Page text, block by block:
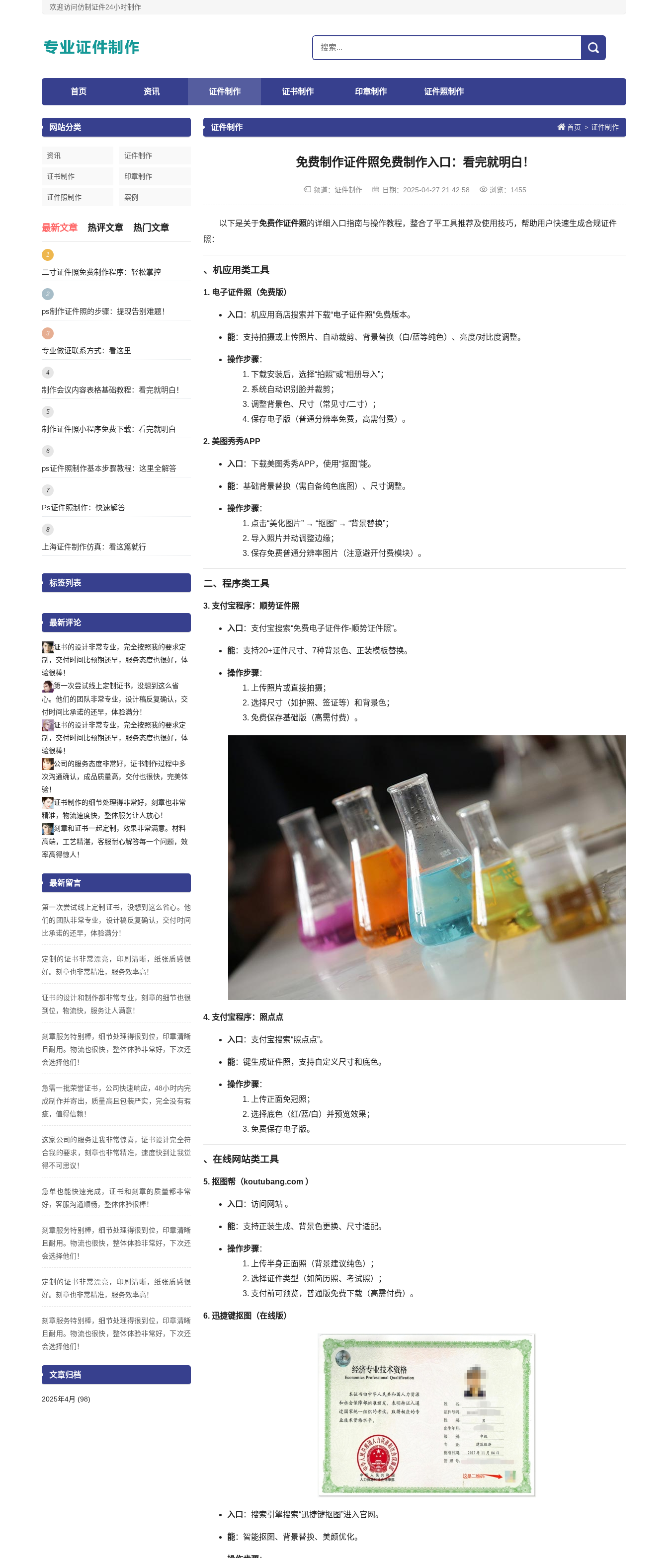
欢迎访问仿制证件24小时制作
首页 资讯 证件制作 证书制作 印章制作 证件照制作
网站分类
资讯 证件制作
证书制作 印章制作
证件照制作 案例
最新文章 热评文章 热门文章
1
二寸证件照免费制作程序：轻松掌控
2
ps制作证件照的步骤：提现告别难题！
3
专业做证联系方式：看这里
4
制作会议内容表格基础教程：看完就明白！
5
制作证件照小程序免费下载：看完就明白
6
ps证件照制作基本步骤教程：这里全解答
7
Ps证件照制作：快速解答
8
上海证件制作仿真：看这篇就行
标签列表
最新评论
证书的设计非常专业，完全按照我的要求定
制，交付时间比预期还早，服务态度也很好，体
验很棒！
第一次尝试线上定制证书，没想到这么省
心。他们的团队非常专业，设计稿反复确认，交
付时间比承诺的还早，体验满分！
证书的设计非常专业，完全按照我的要求定
制，交付时间比预期还早，服务态度也很好，体
验很棒！
公司的服务态度非常好，证书制作过程中多
次沟通确认，成品质量高，交付也很快，完美体
验！
证书制作的细节处理得非常好，刻章也非常
精准，物流速度快，整体服务让人放心！
刻章和证书一起定制，效果非常满意。材料
高端，工艺精湛，客服耐心解答每一个问题，效
率高得惊人！
最新留言
第一次尝试线上定制证书，没想到这么省心。他
们的团队非常专业，设计稿反复确认，交付时间
比承诺的还早，体验满分！
定制的证书非常漂亮，印刷清晰，纸张质感很
好。刻章也非常精准，服务效率高！
证书的设计和制作都非常专业，刻章的细节也很
到位，物流快，服务让人满意！
刻章服务特别棒，细节处理得很到位，印章清晰
且耐用。物流也很快，整体体验非常好，下次还
会选择他们！
急需一批荣誉证书，公司快速响应，48小时内完
成制作并寄出，质量高且包装严实，完全没有瑕
疵，值得信赖！
这家公司的服务让我非常惊喜，证书设计完全符
合我的要求，刻章也非常精准，速度快到让我觉
得不可思议！
急单也能快速完成，证书和刻章的质量都非常
好，客服沟通顺畅，整体体验很棒！
刻章服务特别棒，细节处理得很到位，印章清晰
且耐用。物流也很快，整体体验非常好，下次还
会选择他们！
定制的证书非常漂亮，印刷清晰，纸张质感很
好。刻章也非常精准，服务效率高！
刻章服务特别棒，细节处理得很到位，印章清晰
且耐用。物流也很快，整体体验非常好，下次还
会选择他们！
文章归档
2025年4月 (98)
首页 > 证件制作
证件制作
免费制作证件照免费制作入口：看完就明白！
频道： 证件制作 日期： 2025-04-27 21:42:58 浏览：1455
以下是关于免费作证件照的详细入口指南与操作教程，整合了平工具推荐及使用技巧，帮助用户快速生成合规证件
照：
、机应用类工具
1. 电子证件照（免费版）
入口 ：机应用商店搜索并下载“电子证件照”免费版本。
能：支持拍摄或上传照片、自动裁剪、背景替换（白/蓝等纯色）、亮度/对比度调整。
操作步骤：
下载安装后，选择“拍照”或“相册导入”；
系统自动识别脸并裁剪；
调整背景色、尺寸（常见寸/二寸）；
保存电子版（普通分辨率免费，高需付费）。
2. 美图秀秀APP
入口 ：下载美图秀秀APP，使用“抠图”能。
能：基础背景替换（需自备纯色底图）、尺寸调整。
操作步骤：
点击“美化图片” → “抠图” → “背景替换”；
导入照片并动调整边缘；
保存免费普通分辨率图片（注意避开付费模块）。
二、程序类工具
3. 支付宝程序：顺势证件照
入口 ：支付宝搜索“免费电子证件作-顺势证件照”。
能：支持20+证件尺寸、7种背景色、正装模板替换。
操作步骤：
上传照片或直接拍摄；
选择尺寸（如护照、签证等）和背景色；
免费保存基础版（高需付费）。
4. 支付宝程序：照点点
入口 ：支付宝搜索“照点点”。
能：键生成证件照，支持自定义尺寸和底色。
操作步骤：
上传正面免冠照；
选择底色（红/蓝/白）并预览效果；
免费保存电子版。
、在线网站类工具
5. 抠图帮（koutubang.com ）
入口 ：访问网站 。
能：支持正装生成、背景色更换、尺寸适配。
操作步骤：
上传半身正面照（背景建议纯色）；
选择证件类型（如简历照、考试照）；
支付前可预览，普通版免费下载（高需付费）。
6. 迅捷键抠图（在线版）
入口 ：搜索引擎搜索“迅捷键抠图”进入官网。
能：智能抠图、背景替换、美颜优化。